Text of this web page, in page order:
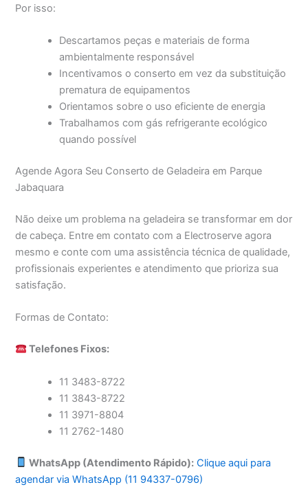
Por isso:
Descartamos peças e materiais de forma
ambientalmente responsável
Incentivamos o conserto em vez da substituição
prematura de equipamentos
Orientamos sobre o uso eficiente de energia
Trabalhamos com gás refrigerante ecológico
quando possível
Agende Agora Seu Conserto de Geladeira em Parque
Jabaquara
Não deixe um problema na geladeira se transformar em dor
de cabeça. Entre em contato com a Electroserve agora
mesmo e conte com uma assistência técnica de qualidade,
profissionais experientes e atendimento que prioriza sua
satisfação.
Formas de Contato:
Telefones Fixos:
11 3483-8722
11 3843-8722
11 3971-8804
11 2762-1480
WhatsApp (Atendimento Rápido): Clique aqui para
agendar via WhatsApp (11 94337-0796)